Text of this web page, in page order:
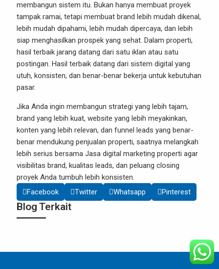
membangun sistem itu. Bukan hanya membuat proyek
tampak ramai, tetapi membuat brand lebih mudah dikenal,
lebih mudah dipahami, lebih mudah dipercaya, dan lebih
siap menghasilkan prospek yang sehat. Dalam properti,
hasil terbaik jarang datang dari satu iklan atau satu
postingan. Hasil terbaik datang dari sistem digital yang
utuh, konsisten, dan benar-benar bekerja untuk kebutuhan
pasar.
Jika Anda ingin membangun strategi yang lebih tajam,
brand yang lebih kuat, website yang lebih meyakinkan,
konten yang lebih relevan, dan funnel leads yang benar-
benar mendukung penjualan properti, saatnya melangkah
lebih serius bersama Jasa digital marketing properti agar
visibilitas brand, kualitas leads, dan peluang closing
proyek Anda tumbuh lebih konsisten.
Facebook
Twitter Whatsapp Pinterest
Blog Terkait